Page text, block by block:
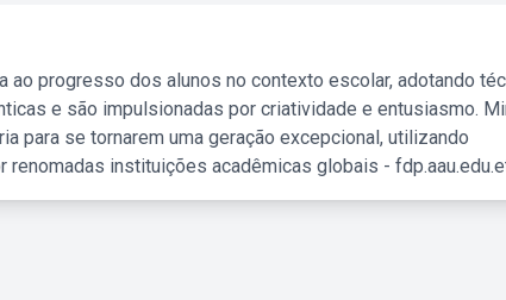
ao progresso dos alunos no contexto escolar, adotando
e são impulsionadas por criatividade e entusiasmo.
para se tornarem uma geração excepcional, utilizando
instituições acadêmicas globais -